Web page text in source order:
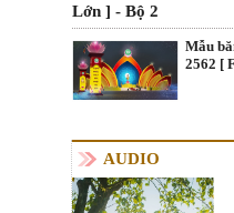
Lớn ] - Bộ 2
Mẫu
2562 [
AUDIO